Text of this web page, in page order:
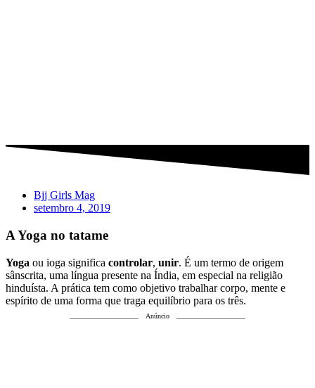
Bjj Girls Mag
setembro 4, 2019
A Yoga no tatame
Yoga ou ioga significa controlar, unir. É um termo de origem
sânscrita, uma língua presente na Índia, em especial na religião
hinduísta. A prática tem como objetivo trabalhar corpo, mente e
espírito de uma forma que traga equilíbrio para os três.
Anúncio